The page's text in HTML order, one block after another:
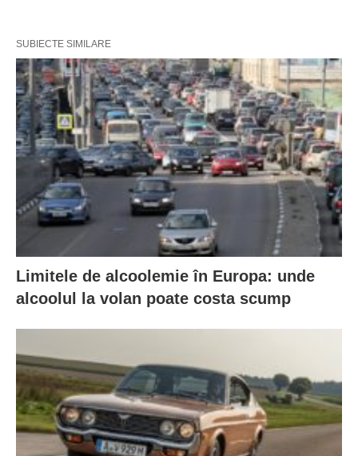
SUBIECTE SIMILARE
Limitele de alcoolemie în Europa: unde
alcoolul la volan poate costa scump